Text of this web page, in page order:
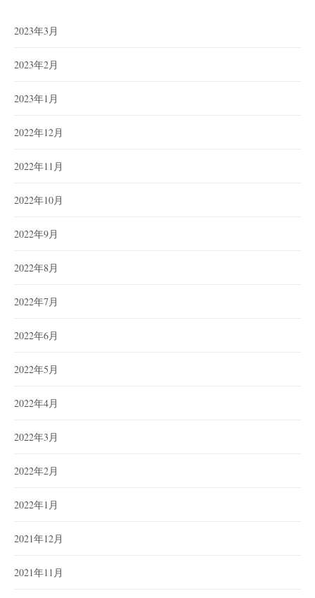
2023年3月
2023年2月
2023年1月
2022年12月
2022年11月
2022年10月
2022年9月
2022年8月
2022年7月
2022年6月
2022年5月
2022年4月
2022年3月
2022年2月
2022年1月
2021年12月
2021年11月